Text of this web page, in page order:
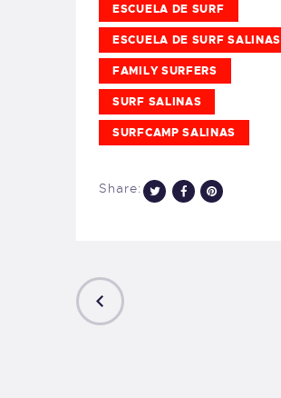
ESCUELA DE SURF
ESCUELA DE SURF SALINAS
FAMILY SURFERS
SURF SALINAS
SURFCAMP SALINAS
Share: